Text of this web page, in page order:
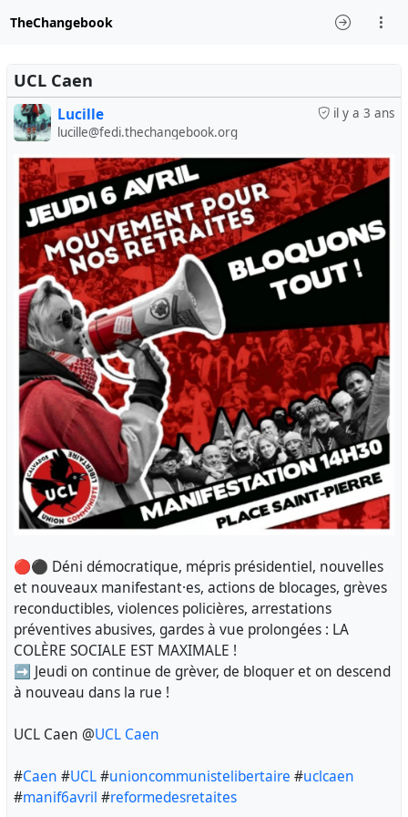
TheChangebook
UCL Caen
il y a 3 ans
Lucille
lucille@fedi.thechangebook.org
🔴⚫ Déni démocratique, mépris présidentiel, nouvelles
et nouveaux manifestant·es, actions de blocages, grèves
reconductibles, violences policières, arrestations
préventives abusives, gardes à vue prolongées : LA
COLÈRE SOCIALE EST MAXIMALE !
➡️ Jeudi on continue de grèver, de bloquer et on descend
à nouveau dans la rue !
UCL Caen @UCL Caen
#Caen #UCL#unioncommunistelibertaire #uclcaen
#manif6avril #reformedesretaites